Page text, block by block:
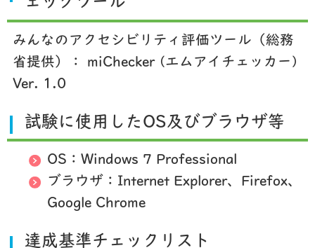
ェックツール
みんなのアクセシビリティ評価ツール（総務
省提供）： miChecker (エムアイチェッカー)
Ver. 1.0
試験に使用したOS及びブラウザ等
OS：Windows 7 Professional
ブラウザ：Internet Explorer、Firefox、
Google Chrome
達成基準チェックリスト